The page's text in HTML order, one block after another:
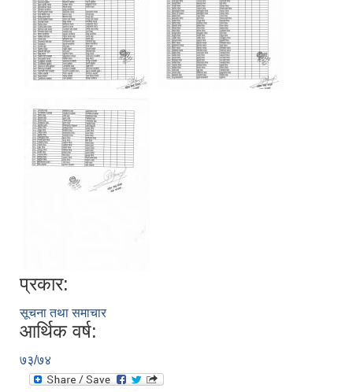
प्रकार:
सूचना तथा समाचार
आर्थिक वर्ष:
७३/७४